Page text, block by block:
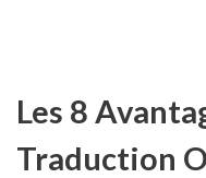
Les 8
Traduction